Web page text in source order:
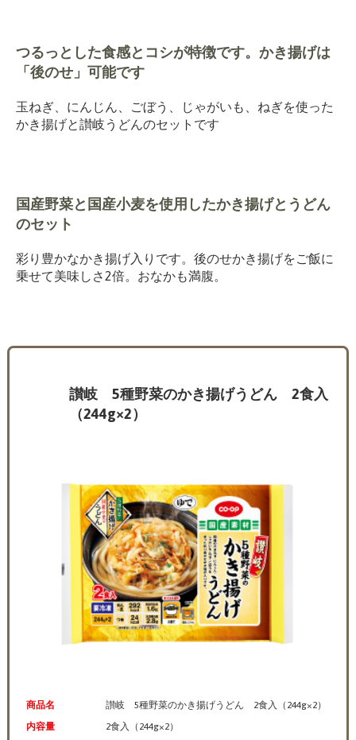
つるっとした食感とコシが特徴です。かき揚げは
「後のせ」可能です
玉ねぎ、にんじん、ごぼう、じゃがいも、ねぎを使った
かき揚げと讃岐うどんのセットです
国産野菜と国産小麦を使用したかき揚げとうどん
のセット
彩り豊かなかき揚げ入りです。後のせかき揚げをご飯に
乗せて美味しさ2倍。おなかも満腹。
讃岐 5種野菜のかき揚げうどん 2食入
（244g×2）
商品名
讃岐 5種野菜のかき揚げうどん 2食入（244g×2）
内容量
2食入（244g×2）